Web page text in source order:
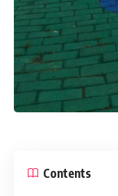
Contents